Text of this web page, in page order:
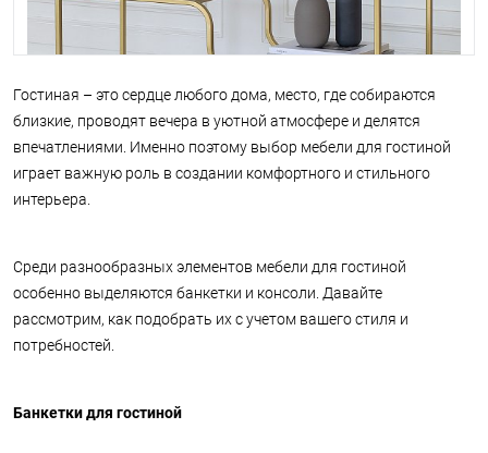
Гостиная – это сердце любого дома, место, где собираются
близкие, проводят вечера в уютной атмосфере и делятся
впечатлениями. Именно поэтому выбор мебели для гостиной
играет важную роль в создании комфортного и стильного
интерьера.
Среди разнообразных элементов мебели для гостиной
особенно выделяются банкетки и консоли. Давайте
рассмотрим, как подобрать их с учетом вашего стиля и
потребностей.
Банкетки для гостиной